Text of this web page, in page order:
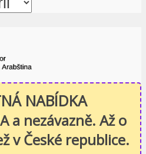
NABÍDKA
a nezávazně. Až o
v České republice.